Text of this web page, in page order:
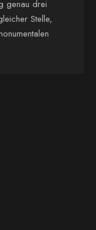
genau drei
Stelle,